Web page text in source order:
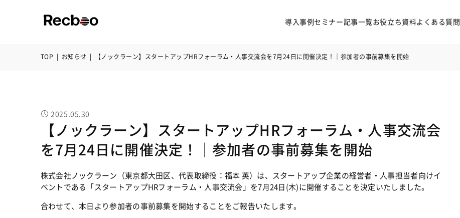
導入事例セミナー記事一覧お役立ち資料よくある質問
導入事例
セミナー
記事一覧
よくある質問
無料オンライン相談
TOP | お知らせ | 【ノックラーン】スタートアップHRフォーラム・人事交流会を7月24日に開催決定！｜参加者の事前募集を開始
2025.05.30
【ノックラーン】スタートアップHRフォーラム・人事交流会
を7月24日に開催決定！｜参加者の事前募集を開始
株式会社ノックラーン（東京都大田区、代表取締役：福本 英）は、スタートアップ企業の経営者・人事担当者向けイ
ベントである「スタートアップHRフォーラム・人事交流会」を7月24日(木)に開催することを決定いたしました。
合わせて、本日より参加者の事前募集を開始することをご報告いたします。